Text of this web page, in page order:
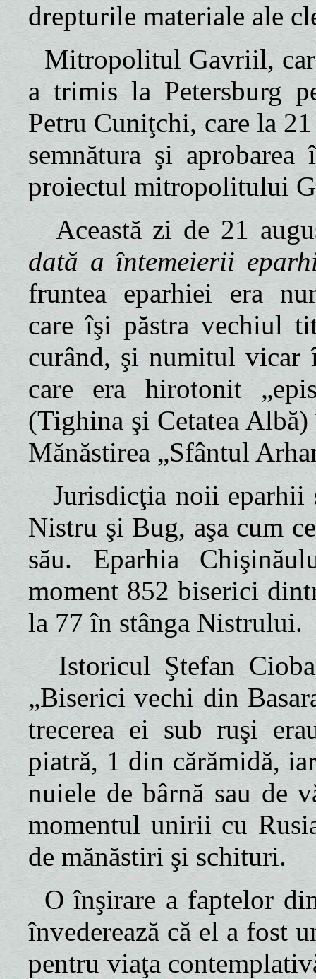
drepturile materiale ale
Mitropolitul Gavriil,
a trimis la Petersburg
Petru Cuniţchi, care la
semnătura şi
proiectul mitropolitului
Această zi de 21
dată a întemeierii
fruntea eparhiei era
care îşi păstra vechiul
curând, şi numitul vicar
care era hirotonit
(Tighina şi Cetatea
Mănăstirea „Sfântul
Jurisdicţia noii eparhii
Nistru şi Bug, aşa cum
său. Eparhia
moment 852 biserici
la 77 în stânga Nistrului.
Istoricul Ştefan
„Biserici vechi din
trecerea ei sub ruşi
piatră, 1 din cărămidă,
nuiele de bârnă sau de
momentul unirii cu
de mănăstiri şi schituri.
O înşirare a faptelor
învederează că el a fost
pentru viaţa